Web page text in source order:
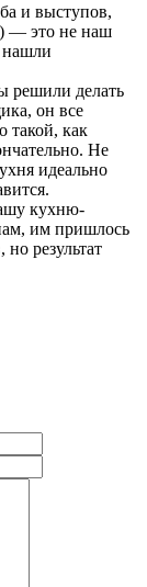
и выступов,
— это не наш
нашли
решили делать
он все
такой, как
Не
идеально
кухню-
им пришлось
результат